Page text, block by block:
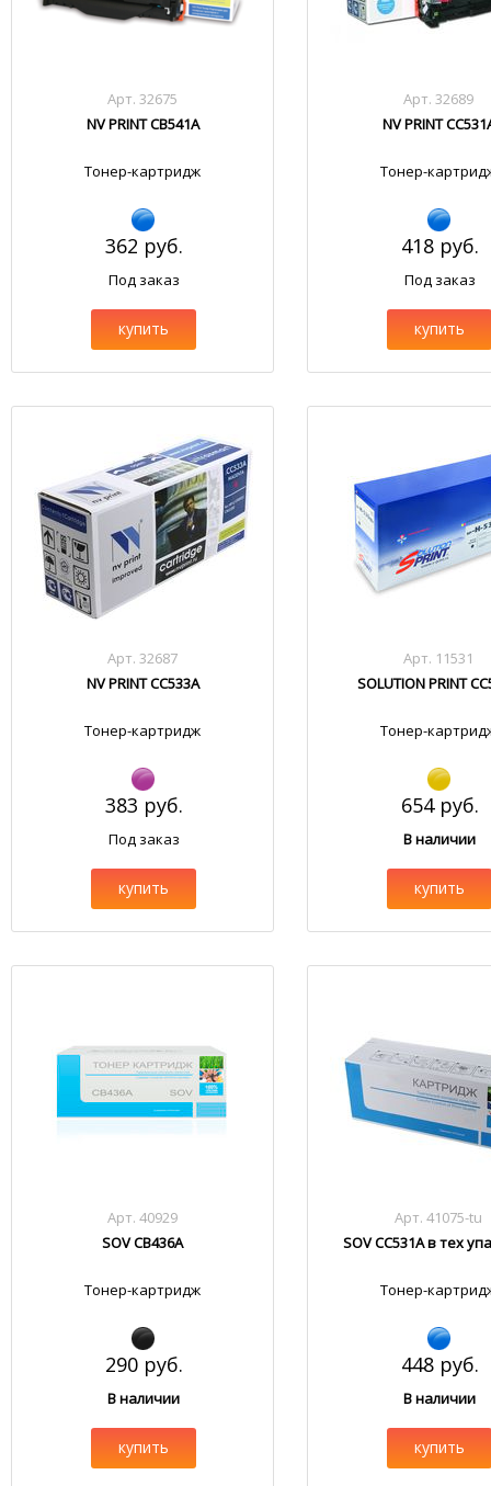
Арт. 32675
NV PRINT CB541A
Тонер-картридж
362 руб.
Под заказ
купить
Арт. 32689
NV PRINT
Тонер-
418 руб.
Под заказ
купить
Арт. 32687
NV PRINT CC533A
Тонер-картридж
383 руб.
Под заказ
купить
Арт. 11531
SOLUTION PRINT
Тонер-
654 руб.
В наличии
купить
Арт. 40929
SOV CB436A
Тонер-картридж
290 руб.
В наличии
купить
Арт. 41075-tu
SOV CC531A в тех
Тонер-
448 руб.
В наличии
купить